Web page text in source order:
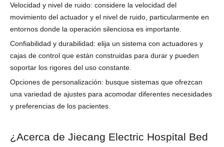
Velocidad y nivel de ruido: considere la velocidad del
movimiento del actuador y el nivel de ruido, particularmente en
entornos donde la operación silenciosa es importante.
Confiabilidad y durabilidad: elija un sistema con actuadores y
cajas de control que están construidas para durar y pueden
soportar los rigores del uso constante.
Opciones de personalización: busque sistemas que ofrezcan
una variedad de ajustes para acomodar diferentes necesidades
y preferencias de los pacientes.
¿Acerca de Jiecang Electric Hospital Bed